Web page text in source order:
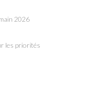
2026
les priorités